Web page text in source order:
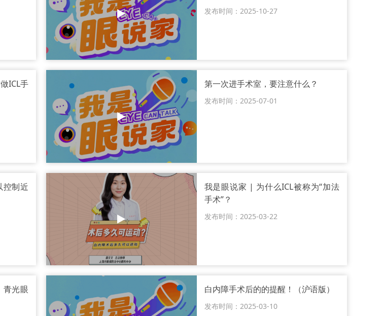
发布时间：2025-10-27
ICL手
第一次进手术室，要注意什么？
发布时间：2025-07-01
控制近
我是眼说家 | 为什么ICL被称为“加法
手术”​？​
发布时间：2025-03-22
青光眼
白内障手术后的的提醒！（沪语版）
发布时间：2025-03-10